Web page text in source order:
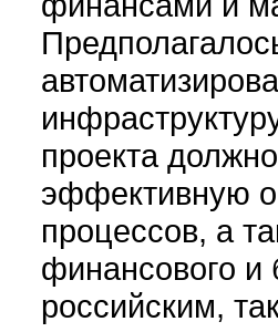
проекта
эффективную
процессов, а
финансового и
российским,